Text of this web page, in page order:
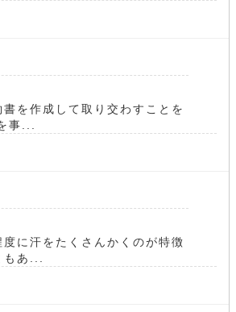
を作成して取り交わすことを
事...
に汗をたくさんかくのが特徴
あ...